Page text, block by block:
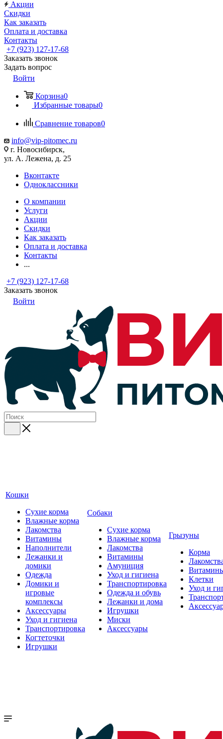
Акции
Скидки
Как заказать
Оплата и доставка
Контакты
+7 (923) 127-17-68
Заказать звонок
Задать вопрос
Войти
Корзина0
Избранные товары0
Сравнение товаров0
info@vip-pitomec.ru
г. Новосибирск,
ул. А. Лежена, д. 25
Вконтакте
Одноклассники
О компании
Услуги
Акции
Скидки
Как заказать
Оплата и доставка
Контакты
...
+7 (923) 127-17-68
Заказать звонок
Войти
Кошки
Сухие корма
Влажные корма
Лакомства
Витамины
Наполнители
Лежанки и
домики
Одежда
Домики и
игровые
комплексы
Аксессуары
Уход и гигиена
Транспортировка
Когтеточки
Игрушки
Собаки
Сухие корма
Влажные корма
Лакомства
Витамины
Амуниция
Уход и гигиена
Транспортировка
Одежда и обувь
Лежанки и дома
Игрушки
Миски
Аксессуары
Грызуны
Корма
Клетки
Уход и